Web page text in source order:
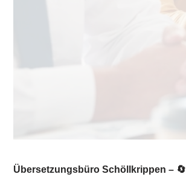
Übersetzungsbüro Schöllkrippen –